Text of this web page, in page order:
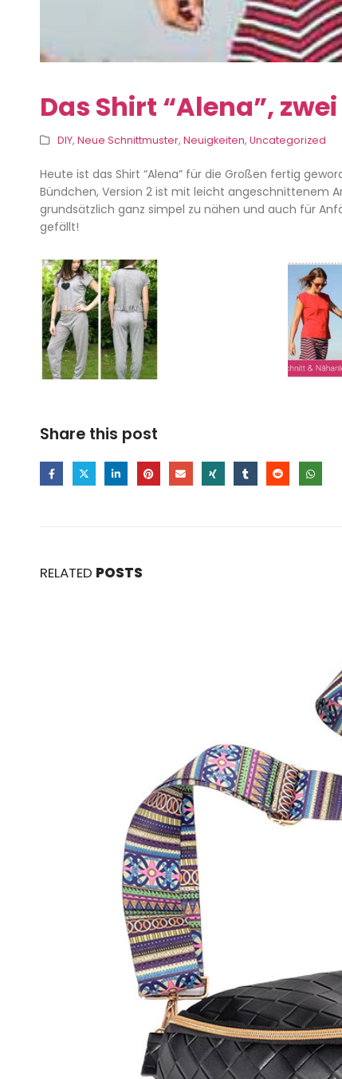
Das Shirt “Alena”,
DIY, Neue Schnittmuster, Neuigkeiten, Uncategorized
Heute ist das Shirt “Alena” für die Großen fertig
Bündchen, Version 2 ist mit leicht angeschnittenem
grundsätzlich ganz simpel zu nähen und auch für
gefällt!
Share this post
RELATED POSTS